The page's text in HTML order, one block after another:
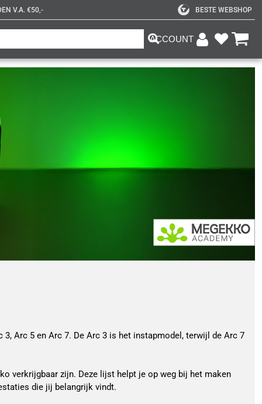
V.A. €50,- BESTE WEBSHOP
ACCOUNT
Arc 5 en Arc 7. De Arc 3 is het instapmodel, terwijl de Arc 7
verkrijgbaar zijn. Deze lijst helpt je op weg bij het maken
die jij belangrijk vindt.